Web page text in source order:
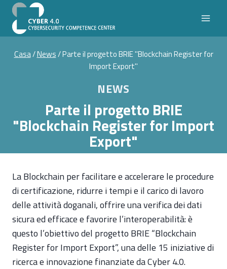
Salta
contenuto
Casa/News/Parte il progetto BRIE "Blockchain Register for
Import Export"
NEWS
Parte il progetto BRIE
"Blockchain Register for Import
Export"
La Blockchain per facilitare e accelerare le procedure
di certificazione, ridurre i tempi e il carico di lavoro
delle attività doganali, offrire una verifica dei dati
sicura ed efficace e favorire l’interoperabilità: è
questo l’obiettivo del progetto BRIE “Blockchain
Register for Import Export”, una delle 15 iniziative di
ricerca e innovazione finanziate da Cyber 4.0.